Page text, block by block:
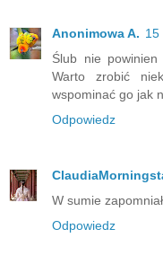
Anonimowa A. 15
Ślub nie
Warto zrobić
wspominać go jak
Odpowiedz
W sumie
Odpowiedz